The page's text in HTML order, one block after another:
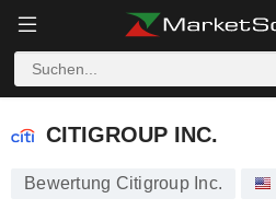
CITIGROUP INC.
CITIGROUP INC.
Bewertung Citigroup Inc.